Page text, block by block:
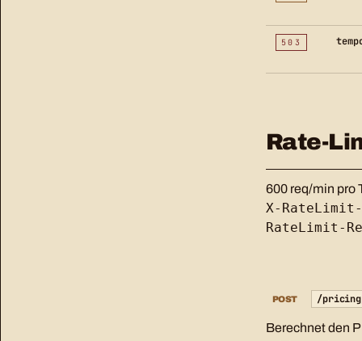
503
Rate-
600 req/min pro
X-
RateLimit-
POST /
Berechnet den